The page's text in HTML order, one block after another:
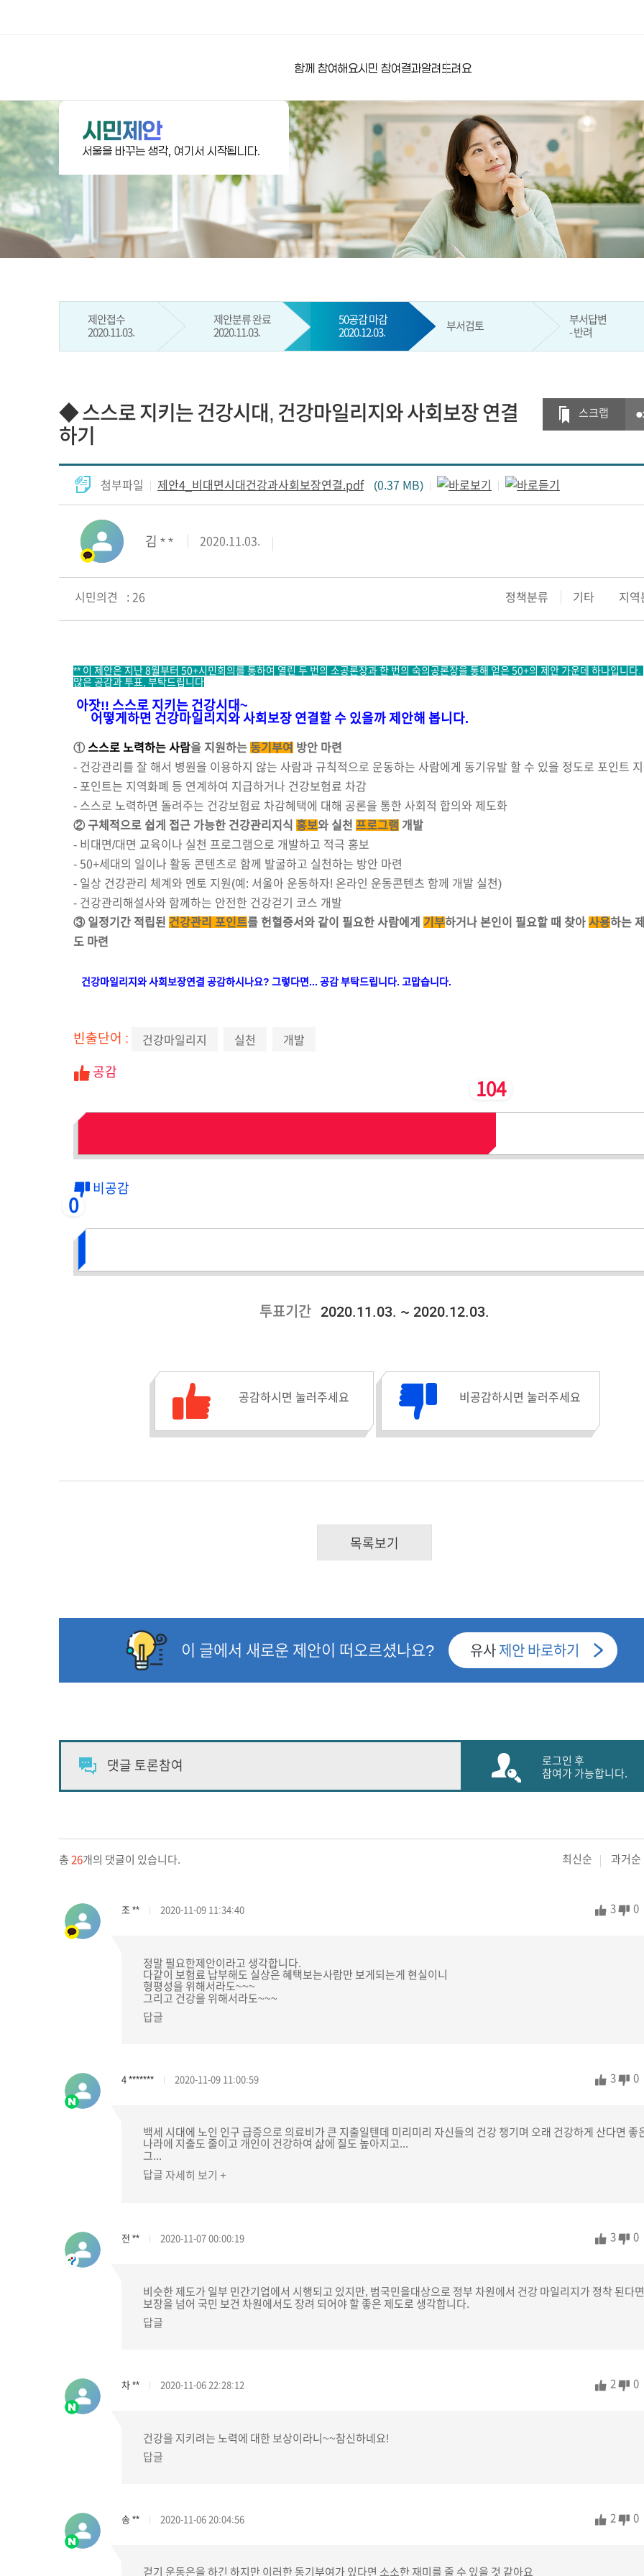
함께 참여해요시민 참여결과알려드려요
시민제안
서울을 바꾸는 생각, 여기서 시작됩니다.
제안접수
2020.11.03.
제안분류 완료
2020.11.03.
50공감 마감
2020.12.03.
부서검토
부서답변
- 반려
◆ 스스로 지키는 건강시대, 건강마일리지와 사회보장 연결
하기
스크랩
첨부파일 제안4_비대면시대건강과사회보장연결.pdf (0.37 MB)
김 * * 2020.11.03.
시민의견 : 26 지역
정책분류 기타
** 이 제안은 지난 8월부터 50+시민회의를 통하여 열린 두 번의 소공론장과 한 번의 숙의공론장을 통해 얻은 50+의 제안 가운데 하나입니다.
많은 공감과 투표, 부탁드립니다
아잣!! 스스로 지키는 건강시대~
어떻게하면 건강마일리지와 사회보장 연결할 수 있을까 제안해 봅니다.
① 스스로 노력하는 사람을 지원하는 동기부여 방안 마련
- 건강관리를 잘 해서 병원을 이용하지 않는 사람과 규칙적으로 운동하는 사람에게 동기유발 할 수 있을 정도로 포인트
- 포인트는 지역화폐 등 연계하여 지급하거나 건강보험료 차감
- 스스로 노력하면 돌려주는 건강보험료 차감혜택에 대해 공론을 통한 사회적 합의와 제도화
② 구체적으로 쉽게 접근 가능한 건강관리지식 홍보와 실천 프로그램 개발
- 비대면/대면 교육이나 실천 프로그램으로 개발하고 적극 홍보
- 50+세대의 일이나 활동 콘텐츠로 함께 발굴하고 실천하는 방안 마련
- 일상 건강관리 체계와 멘토 지원(예: 서울아 운동하자! 온라인 운동콘텐츠 함께 개발 실천)
- 건강관리해설사와 함께하는 안전한 건강걷기 코스 개발
③ 일정기간 적립된 건강관리 포인트를 헌혈증서와 같이 필요한 사람에게 기부하거나 본인이 필요할 때 찾아 사용하는 제
도 마련
건강마일리지와 사회보장연결 공감하시나요? 그렇다면... 공감 부탁드립니다. 고맙습니다.
빈출단어 : 건강마일리지 실천 개발
공감
104
비공감
0
투표기간 2020.11.03. ~ 2020.12.03.
공감수 :
공감하시면 눌러주세요 비공감수 :
비공감하시면 눌러주세요
목록보기
이 글에서 새로운 제안이 떠오르셨나요? 유사 제안 바로하기
로그인 후
참여가 가능합니다.
총 26개의 댓글이 있습니다. 최신순 과거순
조 ** 2020-11-09 11:34:40 3 0
정말 필요한제안이라고 생각합니다.
다같이 보험료 납부해도 실상은 혜택보는사람만 보게되는게 현실이니
형평성을 위해서라도~~~
그리고 건강을 위해서라도~~~
답글
4 ******* 2020-11-09 11:00:59 3 0
백세 시대에 노인 인구 급증으로 의료비가 큰 지출일텐데 미리미리 자신들의 건강 챙기며 오래 건강하게 산다면 좋
나라에 지출도 줄이고 개인이 건강하여 삶에 질도 높아지고...
그...
답글 자세히 보기 +
전 ** 2020-11-07 00:00:19 3 0
비슷한 제도가 일부 민간기업에서 시행되고 있지만, 범국민을대상으로 정부 차원에서 건강 마일리지가 정착 된다면
보장을 넘어 국민 보건 차원에서도 장려 되어야 할 좋은 제도로 생각합니다.
답글
차 ** 2020-11-06 22:28:12 2 0
건강을 지키려는 노력에 대한 보상이라니~~참신하네요!
답글
송 ** 2020-11-06 20:04:56 2 0
걷기 운동은을 하긴 하지만 이러한 동기부여가 있다면 소소한 재미를 줄 수 있을 것 같아요